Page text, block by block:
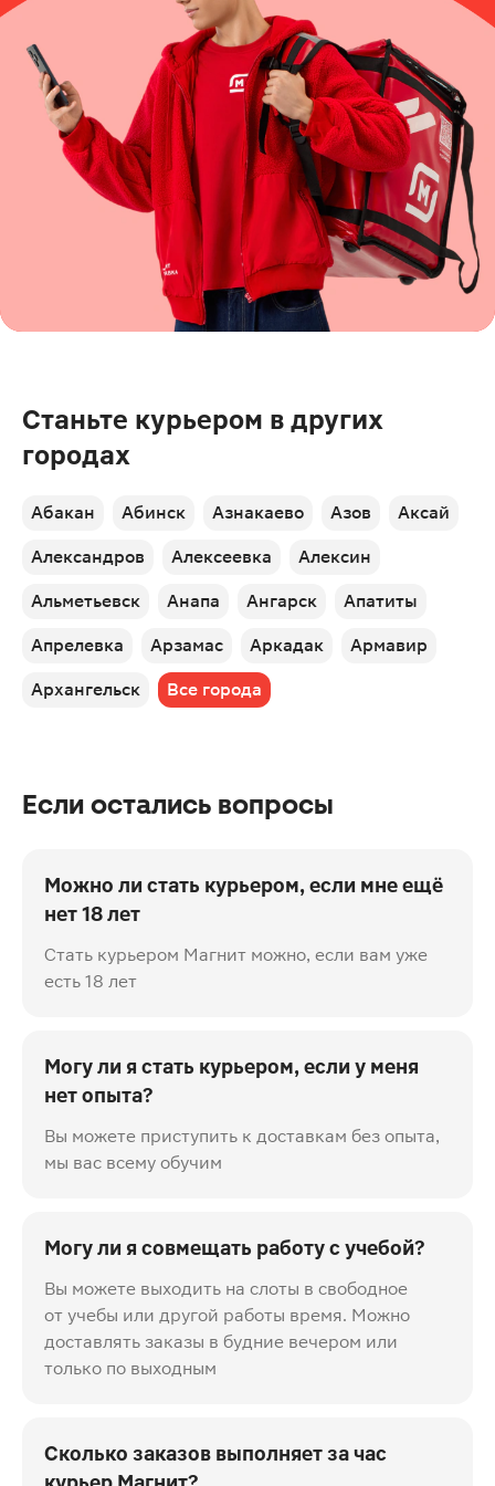
Станьте курьером в других
городах
Абакан Абинск Азнакаево Азов Аксай
Александров Алексеевка Алексин
Альметьевск Анапа Ангарск Апатиты
Апрелевка Арзамас Аркадак Армавир
Архангельск Все города
Если остались вопросы
Можно ли стать курьером, если мне ещё
нет 18 лет
Стать курьером Магнит можно, если вам уже
есть 18 лет
Могу ли я стать курьером, если у меня
нет опыта?
Вы можете приступить к доставкам без опыта,
мы вас всему обучим
Могу ли я совмещать работу с учебой?
Вы можете выходить на слоты в свободное
от учебы или другой работы время. Можно
доставлять заказы в будние вечером или
только по выходным
Сколько заказов выполняет за час